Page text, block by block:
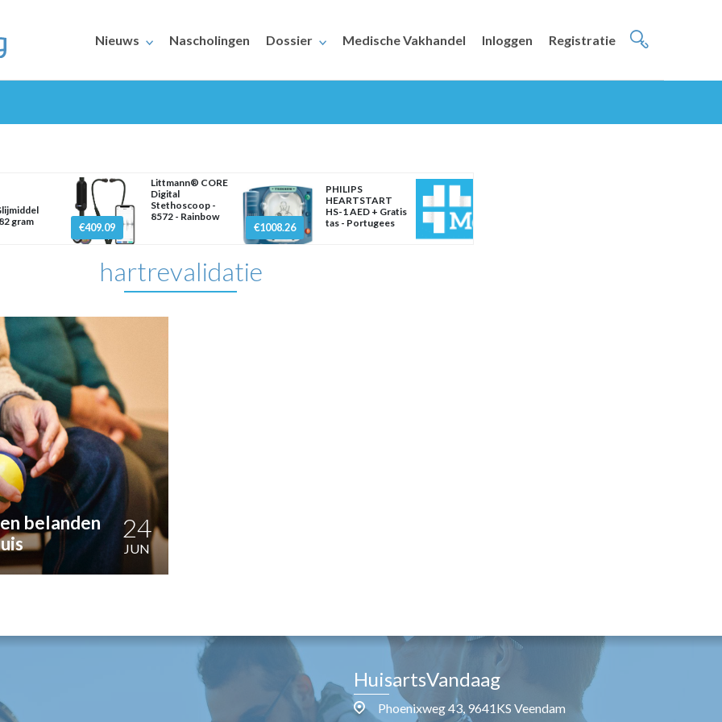
Nieuws Nascholingen Dossier Medische Vakhandel Inloggen Registratie
gram
€409.09
Littmann® CORE
Digital
Stethoscoop -
8572 - Rainbow
€1008.26
PHILIPS
HEARTSTART
HS-1 AED + Gratis
tas - Portugees
hartrevalidatie
belanden
24
JUN
HuisartsVandaag
Phoenixweg 43, 9641KS Veendam